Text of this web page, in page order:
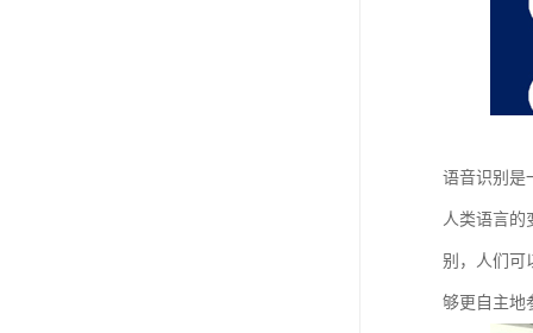
语音识别是
人类语言的
别，人们可
够更自主地